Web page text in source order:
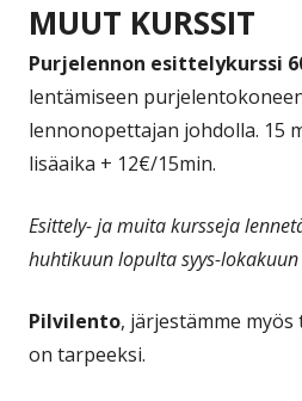
MUUT KURSSIT
Purjelennon esittelykurssi
lentämiseen
lennonopettajan johdolla. 15
lisäaika + 12€/15min.
Esittely- ja muita kursseja
huhtikuun lopulta syys-lokakuun
Pilvilento, järjestämme
on tarpeeksi.